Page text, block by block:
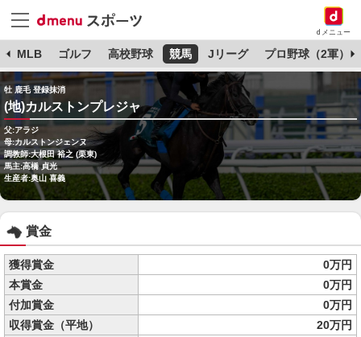
dメニュー
MLB ゴルフ 高校野球 競馬 Jリーグ プロ野球（2軍）
牡 鹿毛 登録抹消
(地)カルストンプレジャ
父:アラジ
母:カルストンジェンヌ
調教師:大根田 裕之 (栗東)
馬主:高橋 貞光
生産者:奥山 喜義
賞金
獲得賞金
0万円
本賞金
0万円
付加賞金
0万円
収得賞金（平地）
20万円